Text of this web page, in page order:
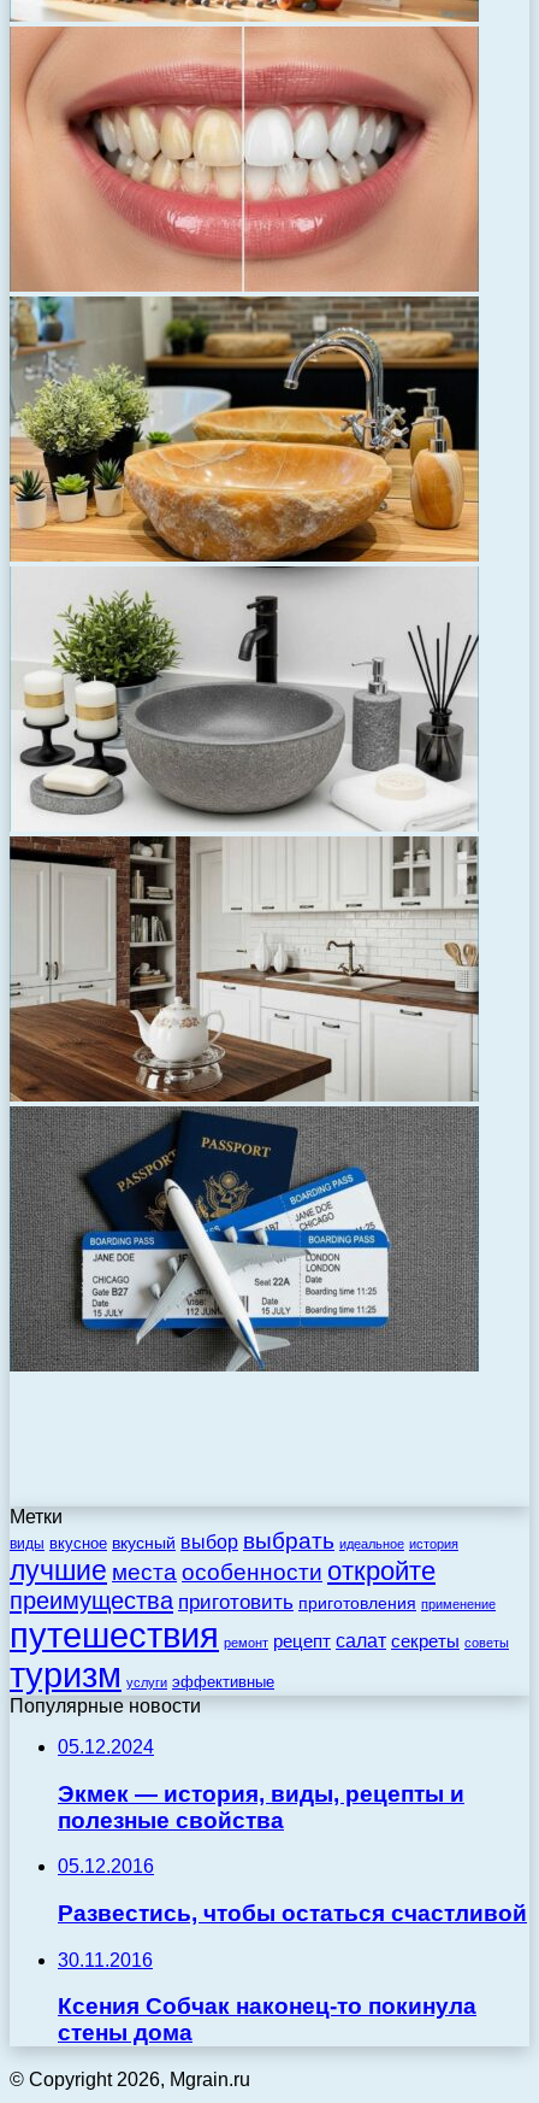
Метки
виды вкусное вкусный выбор выбрать идеальное история
лучшие места особенности откройте
преимущества приготовить приготовления применение
путешествия ремонт рецепт салат секреты советы
туризм услуги эффективные
Популярные новости
05.12.2024
Экмек — история, виды, рецепты и
полезные свойства
05.12.2016
Развестись, чтобы остаться счастливой
30.11.2016
Ксения Собчак наконец-то покинула
стены дома
© Copyright 2026, Mgrain.ru